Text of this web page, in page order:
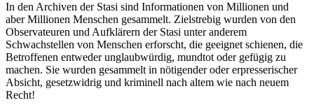
In den Archiven der Stasi sind Informationen von Millionen und
aber Millionen Menschen gesammelt. Zielstrebig wurden von den
Observateuren und Aufklärern der Stasi unter anderem
Schwachstellen von Menschen erforscht, die geeignet schienen, die
Betroffenen entweder unglaubwürdig, mundtot oder gefügig zu
machen. Sie wurden gesammelt in nötigender oder erpresserischer
Absicht, gesetzwidrig und kriminell nach altem wie nach neuem
Recht!